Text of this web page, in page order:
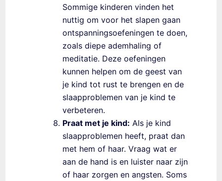
Sommige kinderen vinden het
nuttig om voor het slapen gaan
ontspanningsoefeningen te doen,
zoals diepe ademhaling of
meditatie. Deze oefeningen
kunnen helpen om de geest van
je kind tot rust te brengen en de
slaapproblemen van je kind te
verbeteren.
Praat met je kind: Als je kind
slaapproblemen heeft, praat dan
met hem of haar. Vraag wat er
aan de hand is en luister naar zijn
of haar zorgen en angsten. Soms